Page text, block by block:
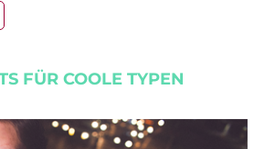
FÜR COOLE TYPEN